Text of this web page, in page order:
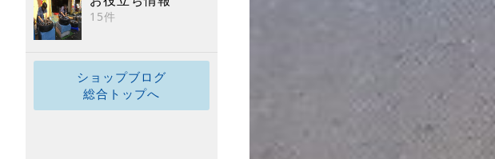
15件
ショップブログ
総合トップへ